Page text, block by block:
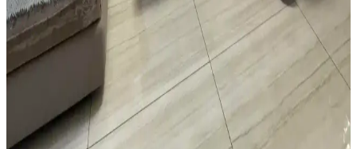
renk ve dekorasyon uyumu, kişisel tercihlerle dengelenerek yatak
odasında estetik ve fonksiyonellik sağlanır.
Oturma Odası Dekorasyonunda Büyük Mobilya
Değişikliği Olmadan Mekân Yenileme Yöntemleri
Oturma odasında büyük mobilyalar değiştirilmeden halı seçimi,
mobilya örtüleri, aydınlatma, duvar dekorasyonu ve bitkilerle
mekânın sıcaklığı ve estetiği artırılabilir. Katmanlı aydınlatma ve
yumuşak dokular ortamı tamamlar.